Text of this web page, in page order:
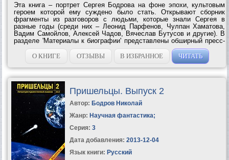
Эта книга – портрет Сергея Бодрова на фоне эпохи, культовым
героем которой ему суждено было стать. Открывают сборник
фрагменты из разговоров с людьми, которые знали Сергея в
разные годы (среди них – Леонид Парфенов, Чулпан Хаматова,
Вадим Самойлов, Алексей Чадов, Вячеслав Бутусов и другие). В
разделе 'Материалы к биографии' представлены обширный пресс-
дайджест и выбранные места из интервью. Но главное, что
включает сборник, –...
О КНИГЕ ОТЗЫВЫ В ИЗБРАННОЕ ЧИТАТЬ
Пришельцы. Выпуск 2
Автор: Бодров Николай
Жанр: Научная фантастика;
Серия: 3
Дата добавления: 2013-12-04
Язык книги: Русский